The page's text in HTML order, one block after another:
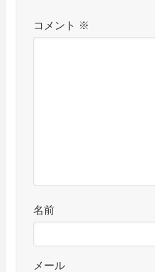
コメント ※
名前
メール